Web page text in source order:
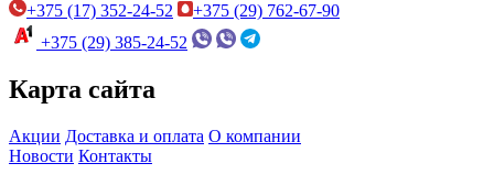
+375 (17) 352-24-52
+375 (29) 762-67-90
+375 (29) 385-24-52
Карта сайта
Акции Доставка и оплата О компании
Новости Контакты